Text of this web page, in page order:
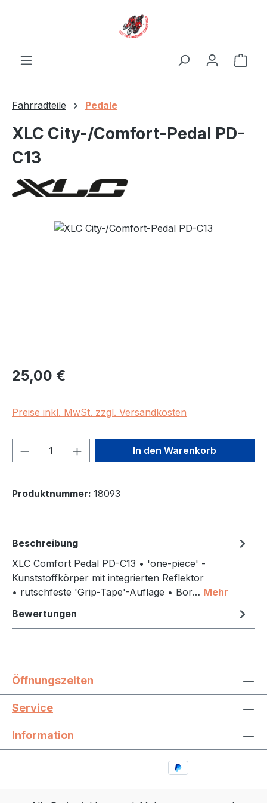
Fahrradteile Pedale
XLC City-/Comfort-Pedal PD-
C13
Bildergalerie überspringen
Regulärer Preis:
25,00 €
Preise inkl. MwSt. zzgl. Versandkosten
Produkt Anzahl: Gib denIn den Warenkorb
Produktnummer: 18093
Beschreibung
XLC Comfort Pedal PD-C13 • 'one-piece' -
Kunststoffkörper mit integrierten Reflektor
• rutschfeste 'Grip-Tape'-Auflage • Bor… Mehr
Bewertungen
Öffnungszeiten
Service
Information